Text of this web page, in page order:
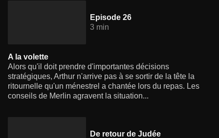
Episode 26
3 min
A la volette
Alors qu'il doit prendre d'importantes décisions
stratégiques, Arthur n'arrive pas à se sortir de la tête la
ritournelle qu'un ménestrel a chantée lors du repas. Les
conseils de Merlin agravent la situation...
De retour de Judée